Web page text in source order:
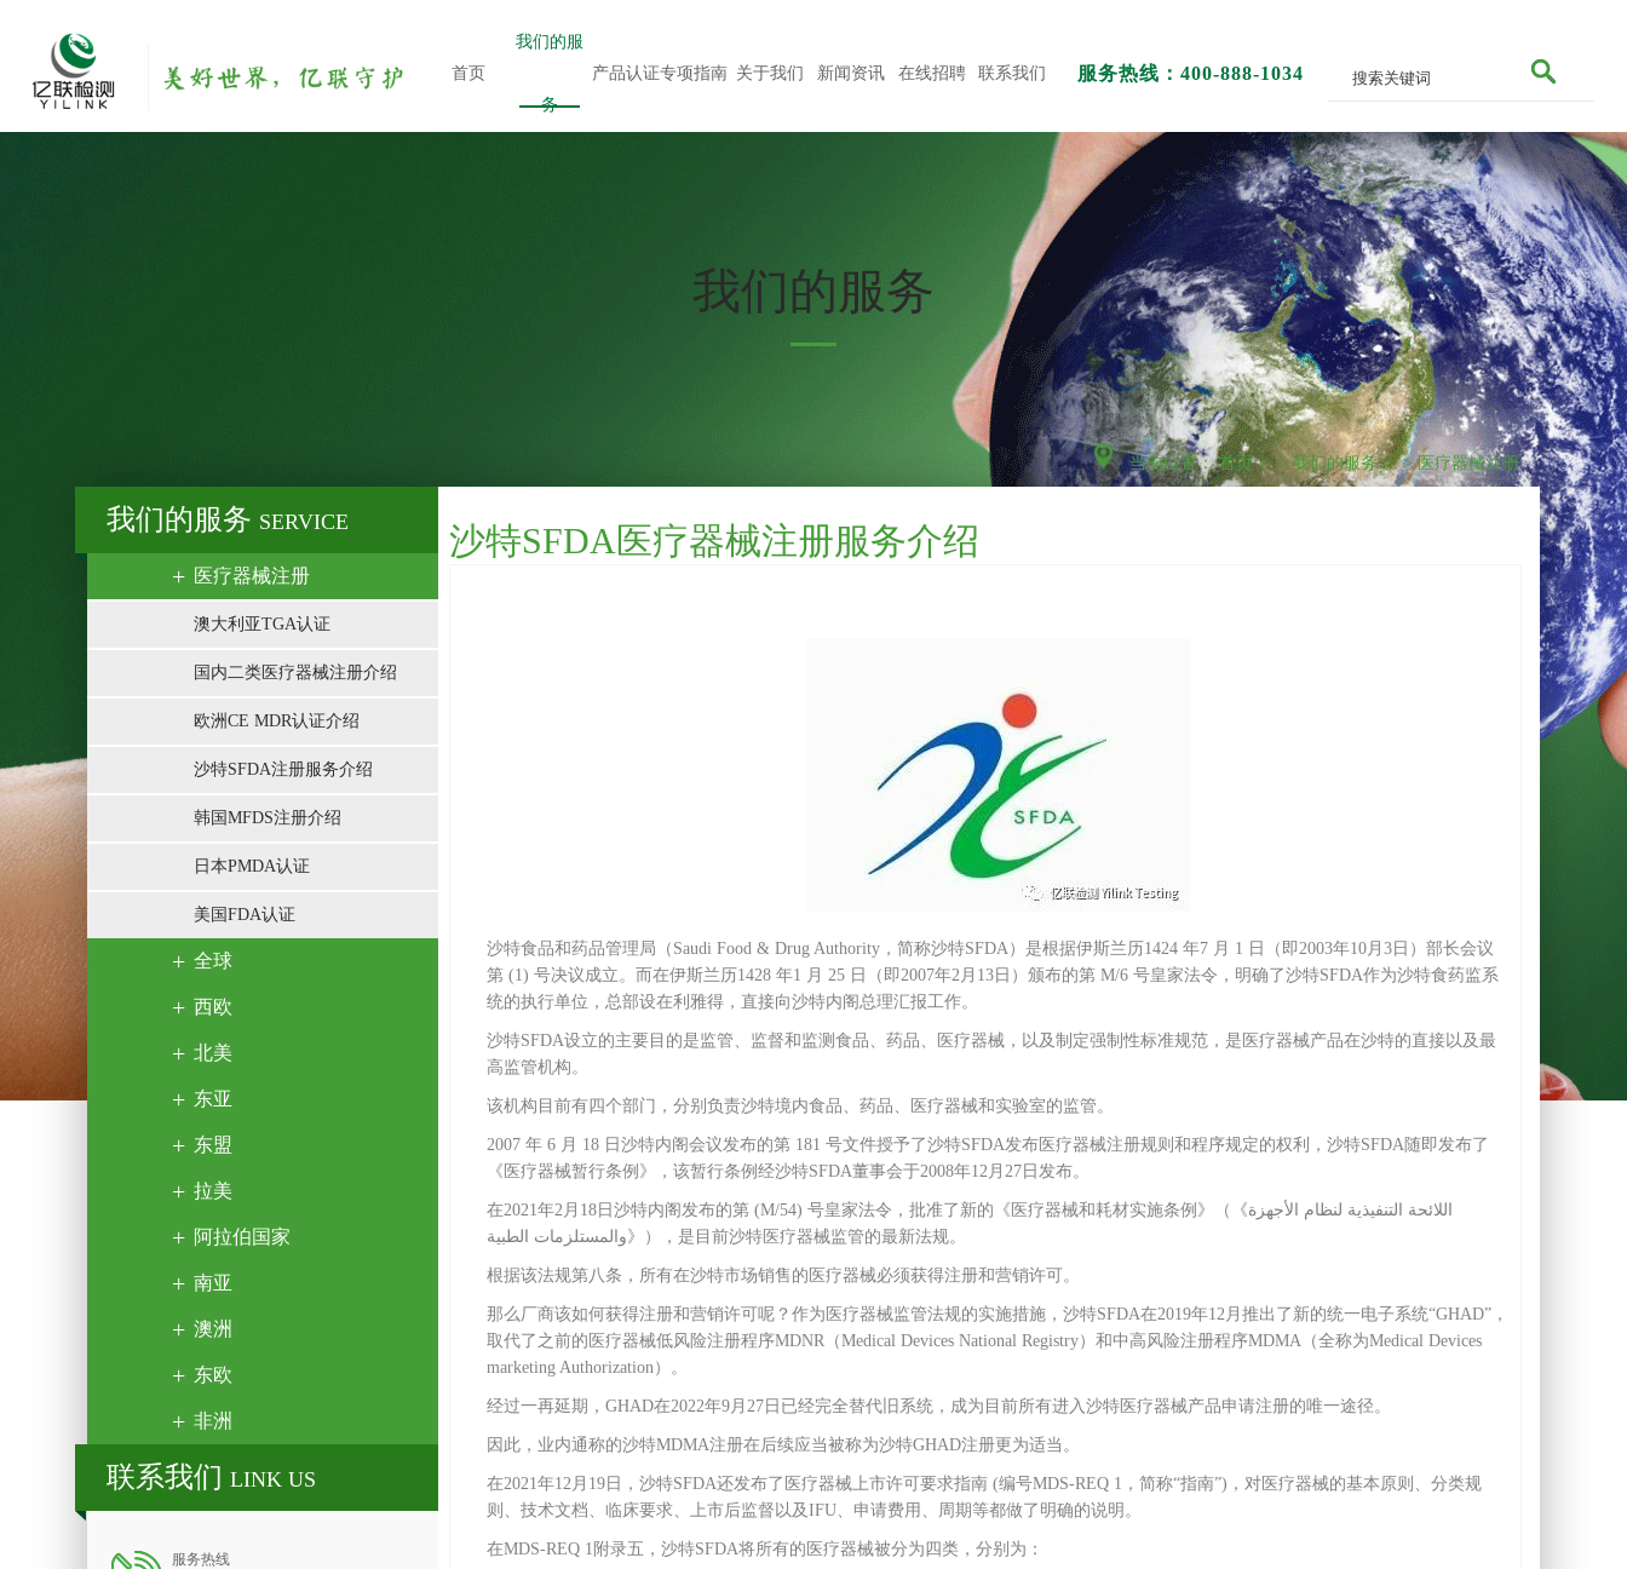
首页
我们的服
务
产品认证专项指南 关于我们 新闻资讯 在线招聘 联系我们 服务热线：400-888-1034
我们的服务
当前位置：首页 >我们的服务 >医疗器械注册
我们的服务 SERVICE
医疗器械注册
澳大利亚TGA认证
国内二类医疗器械注册介绍
欧洲CE MDR认证介绍
沙特SFDA注册服务介绍
韩国MFDS注册介绍
日本PMDA认证
美国FDA认证
全球
西欧
北美
东亚
东盟
拉美
阿拉伯国家
南亚
澳洲
东欧
非洲
联系我们 LINK US
服务热线
沙特SFDA医疗器械注册服务介绍
沙特食品和药品管理局（Saudi Food & Drug Authority，简称沙特SFDA）是根据伊斯兰历1424 年7 月 1 日（即2003年10月3日）部长会议
第 (1) 号决议成立。而在伊斯兰历1428 年1 月 25 日（即2007年2月13日）颁布的第 M/6 号皇家法令，明确了沙特SFDA作为沙特食药监系
统的执行单位，总部设在利雅得，直接向沙特内阁总理汇报工作。
沙特SFDA设立的主要目的是监管、监督和监测食品、药品、医疗器械，以及制定强制性标准规范，是医疗器械产品在沙特的直接以及最
高监管机构。
该机构目前有四个部门，分别负责沙特境内食品、药品、医疗器械和实验室的监管。
2007 年 6 月 18 日沙特内阁会议发布的第 181 号文件授予了沙特SFDA发布医疗器械注册规则和程序规定的权利，沙特SFDA随即发布了
《医疗器械暂行条例》，该暂行条例经沙特SFDA董事会于2008年12月27日发布。
在2021年2月18日沙特内阁发布的第 (M/54) 号皇家法令，批准了新的《医疗器械和耗材实施条例》（《اللائحة التنفيذية لنظام الأجهزة
والمستلزمات الطبية》），是目前沙特医疗器械监管的最新法规。
根据该法规第八条，所有在沙特市场销售的医疗器械必须获得注册和营销许可。
那么厂商该如何获得注册和营销许可呢？作为医疗器械监管法规的实施措施，沙特SFDA在2019年12月推出了新的统一电子系统“GHAD”，
取代了之前的医疗器械低风险注册程序MDNR（Medical Devices National Registry）和中高风险注册程序MDMA（全称为Medical Devices
marketing Authorization）。
经过一再延期，GHAD在2022年9月27日已经完全替代旧系统，成为目前所有进入沙特医疗器械产品申请注册的唯一途径。
因此，业内通称的沙特MDMA注册在后续应当被称为沙特GHAD注册更为适当。
在2021年12月19日，沙特SFDA还发布了医疗器械上市许可要求指南 (编号MDS-REQ 1，简称“指南”)，对医疗器械的基本原则、分类规
则、技术文档、临床要求、上市后监督以及IFU、申请费用、周期等都做了明确的说明。
在MDS-REQ 1附录五，沙特SFDA将所有的医疗器械被分为四类，分别为：